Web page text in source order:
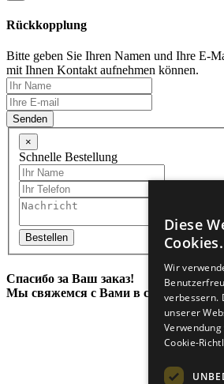
Rückkopplung
Bitte geben Sie Ihren Namen und Ihre E-
mit Ihnen Kontakt aufnehmen können.
Senden
×
Schnelle Bestellung
Bestellen
Спасибо за Ваш заказ!
Мы свяжемся с Вами в самое
Diese
Cookies.
Wir
verbessern.
unserer
Cookie-